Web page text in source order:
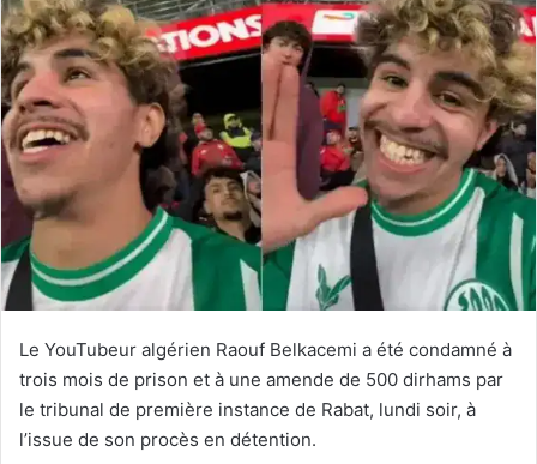
Le YouTubeur algérien Raouf Belkacemi a été condamné à
trois mois de prison et à une amende de 500 dirhams par
le tribunal de première instance de Rabat, lundi soir, à
l’issue de son procès en détention.